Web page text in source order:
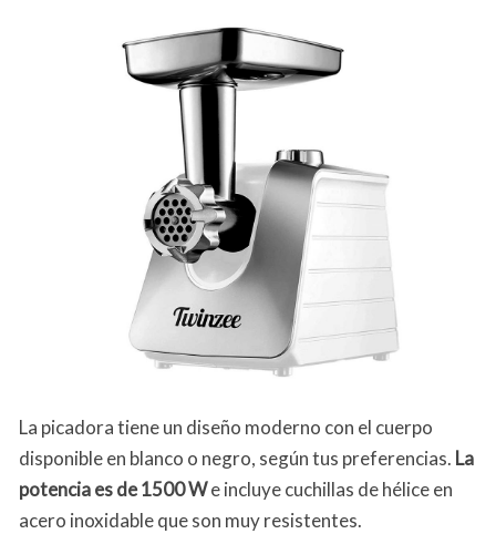
La picadora tiene un diseño moderno con el cuerpo
disponible en blanco o negro, según tus preferencias. La
potencia es de 1500 We incluye cuchillas de hélice en
acero inoxidable que son muy resistentes.